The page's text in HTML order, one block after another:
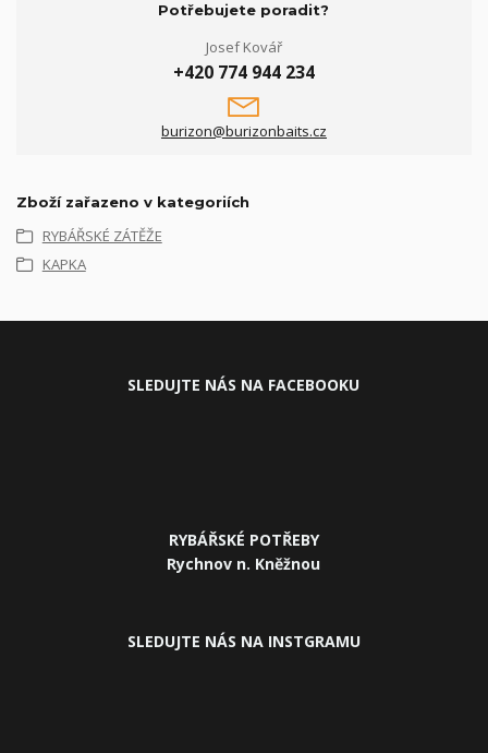
Potřebujete poradit?
Josef Kovář
+420 774 944 234
burizon@burizonbaits.cz
Zboží zařazeno v kategoriích
RYBÁŘSKÉ ZÁTĚŽE
KAPKA
SLEDUJTE NÁS NA FACEBOOKU
RYBÁŘSKÉ POTŘEBY
Rychnov n. Kněžnou
SLEDUJTE NÁS NA INSTGRAMU